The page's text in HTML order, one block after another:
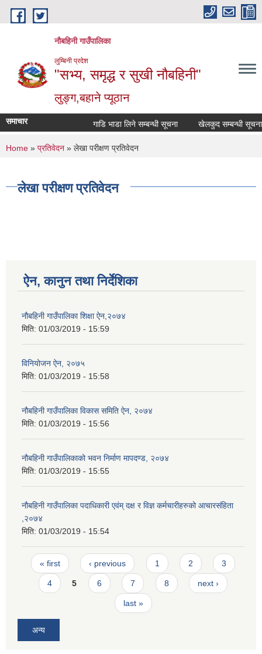
Skip to main content
नौबहिनी गाउँपालिका
लुम्बिनी प्रदेश
"सभ्य, समृद्ध र सुखी नौबहिनी"
लुङ्ग,बहाने प्यूठान
समाचार गाडि भाडा लिने सम्बन्धी सूचना खेलकुद सम्बन्धी सूचना
You are here
Home » प्रतिवेदन » लेखा परीक्षण प्रतिवेदन
लेखा परीक्षण प्रतिवेदन
ऐन, कानुन तथा निर्देशिका
नौबहिनी गाउँपालिका शिक्षा ऐन,२०७४
मिति: 01/03/2019 - 15:59
विनियोजन ऐन, २०७५
मिति: 01/03/2019 - 15:58
नौबहिनी गाउँपालिका विकास समिति ऐन, २०७४
मिति: 01/03/2019 - 15:56
नौबहिनी गाउँपालिकाको भवन निर्माण मापदण्ड, २०७४
मिति: 01/03/2019 - 15:55
नौबहिनी गाउँपालिका पदाधिकारी एवंम् दक्ष र विज्ञ कर्मचारीहरुको आचारसंहिता
,२०७४
मिति: 01/03/2019 - 15:54
Pages
« first ‹ previous 1 2 3
4 5 6 7 8 next ›
last »
अन्य